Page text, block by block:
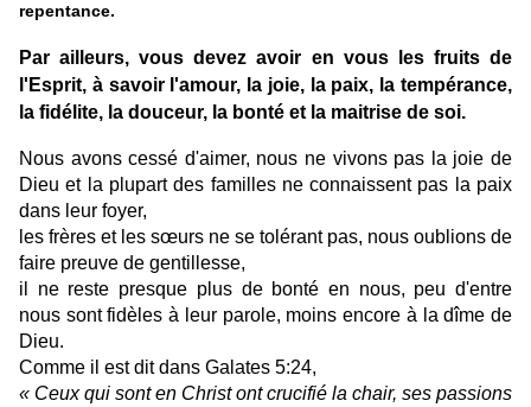
repentance.
Par ailleurs, vous devez avoir en vous les fruits de
l'Esprit, à savoir l'amour, la joie, la paix, la tempérance,
la fidélite, la douceur, la bonté et la maitrise de soi.
Nous avons cessé d'aimer, nous ne vivons pas la joie de
Dieu et la plupart des familles ne connaissent pas la paix
dans leur foyer,
les frères et les sœurs ne se tolérant pas, nous oublions de
faire preuve de gentillesse,
il ne reste presque plus de bonté en nous, peu d'entre
nous sont fidèles à leur parole, moins encore à la dîme de
Dieu.
Comme il est dit dans Galates 5:24,
« Ceux qui sont en Christ ont crucifié la chair, ses passions